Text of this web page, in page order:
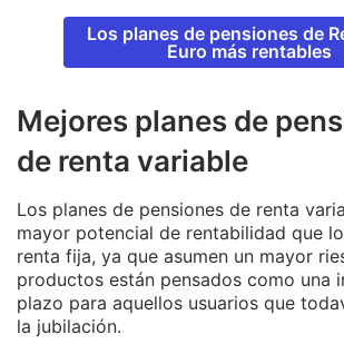
Los planes de pensiones de
Euro más rentables
Mejores planes de
de renta variable
Los planes de pensiones de renta
mayor potencial de rentabilidad que
renta fija, ya que asumen un mayor
productos están pensados como una
plazo para aquellos usuarios que
la jubilación.